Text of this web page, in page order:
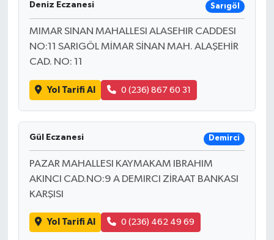
Deniz Eczanesi Sarıgöl
MIMAR SINAN MAHALLESI ALASEHIR CADDESI
NO:11 SARIGÖL MİMAR SİNAN MAH. ALAŞEHİR
CAD. NO: 11
Yol Tarifi Al 0 (236) 867 60 31
Gül Eczanesi Demirci
PAZAR MAHALLESI KAYMAKAM IBRAHIM
AKINCI CAD.NO:9 A DEMIRCI ZİRAAT BANKASI
KARŞISI
Yol Tarifi Al 0 (236) 462 49 69